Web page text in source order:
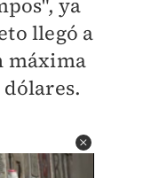
ya
llegó a
máxima